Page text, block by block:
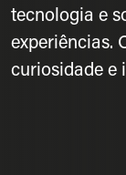
tecnologia e
experiências.
curiosidade e